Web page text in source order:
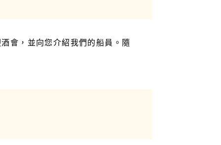
會，並向您介紹我們的船員。隨